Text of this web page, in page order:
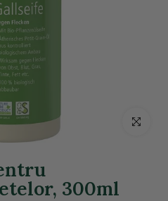
Click
300ml